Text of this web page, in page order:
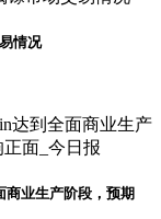
情况
商业生产阶段，预期